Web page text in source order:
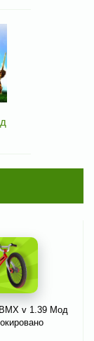
v 1.39 Мод